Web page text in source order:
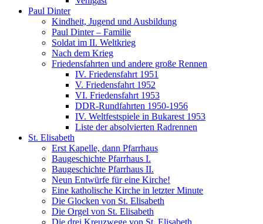
Paul Dinter
Kindheit, Jugend und Ausbildung
Paul Dinter – Familie
Soldat im II. Weltkrieg
Nach dem Krieg
Friedensfahrten und andere große Rennen
IV. Friedensfahrt 1951
V. Friedensfahrt 1952
VI. Friedensfahrt 1953
DDR-Rundfahrten 1950-1956
IV. Weltfestspiele in Bukarest 1953
Liste der absolvierten Radrennen
St. Elisabeth
Erst Kapelle, dann Pfarrhaus
Baugeschichte Pfarrhaus I.
Baugeschichte Pfarrhaus II.
Neun Entwürfe für eine Kirche!
Eine katholische Kirche in letzter Minute
Die Glocken von St. Elisabeth
Die Orgel von St. Elisabeth